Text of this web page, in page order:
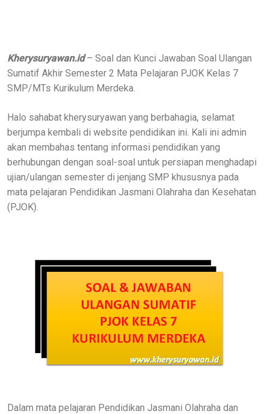
Kherysuryawan.id– Soal dan Kunci Jawaban Soal Ulangan
Sumatif Akhir Semester 2 Mata Pelajaran PJOK Kelas 7
SMP/MTs Kurikulum Merdeka.
Halo sahabat kherysuryawan yang berbahagia, selamat
berjumpa kembali di website pendidikan ini. Kali ini admin
akan membahas tentang informasi pendidikan yang
berhubungan dengan soal-soal untuk persiapan menghadapi
ujian/ulangan semester di jenjang SMP khususnya pada
mata pelajaran Pendidikan Jasmani Olahraha dan Kesehatan
(PJOK).
Dalam mata pelajaran Pendidikan Jasmani Olahraha dan